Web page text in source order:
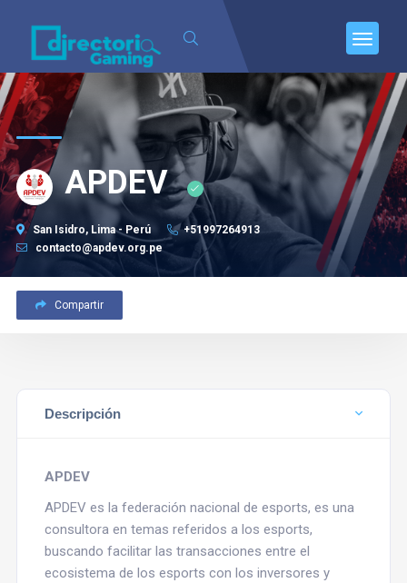
APDEV
San Isidro, Lima - Perú
+51997264913
contacto@apdev.org.pe
Compartir
Descripción
APDEV
APDEV es la federación nacional de esports, es una
consultora en temas referidos a los esports,
buscando facilitar las transacciones entre el
ecosistema de los esports con los inversores y